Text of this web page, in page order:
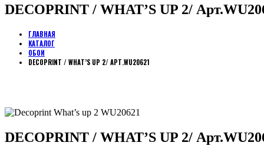
DECOPRINT / WHAT’S UP 2/
ГЛАВНАЯ
КАТАЛОГ
ОБОИ
DECOPRINT / WHAT’S UP 2/ АРТ.WU20621
DECOPRINT / WHAT’S UP 2/